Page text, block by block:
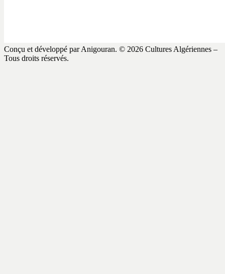
Conçu et développé par Anigouran. © 2026 Cultures Algériennes –
Tous droits réservés.